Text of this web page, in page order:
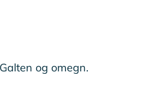
og omegn.